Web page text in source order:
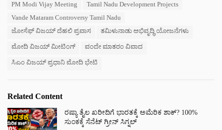
PM Modi Vijay Meeting
Tamil Nadu Development Projects
Vande Mataram Controversy Tamil Nadu
ಜೋಸೆಫ್ ವಿಜಯ್ ದೆಹಲಿ ಪ್ರವಾಸ
ತಮಿಳುನಾಡು ಅಭಿವೃದ್ಧಿ ಯೋಜನೆಗಳು
ಮೋದಿ ವಿಜಯ್ ಮೀಟಿಂಗ್ ವಂದೇ ಮಾತರಂ ವಿವಾದ
ಸಿಎಂ ವಿಜಯ್ ಪ್ರಧಾನಿ ಮೋದಿ ಭೇಟಿ
Related Content
ರಷ್ಯಾ ತೈಲ ಖರೀದಿಗೆ ಭಾರತಕ್ಕೆ ಅಮೆರಿಕ ಶಾಕ್? 100%
ಸುಂಕಕ್ಕೆ ಸೆನೆಟ್ ಗ್ರೀನ್ ಸಿಗ್ನಲ್